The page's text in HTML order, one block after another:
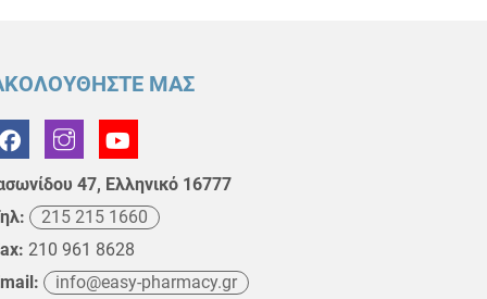
ΜΑΣ
47, Ελληνικό 16777
215 215 1660
210 961 8628
info@easy-pharmacy.gr